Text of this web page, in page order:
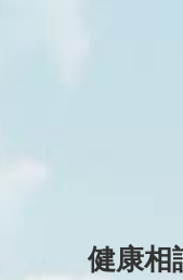
健康相